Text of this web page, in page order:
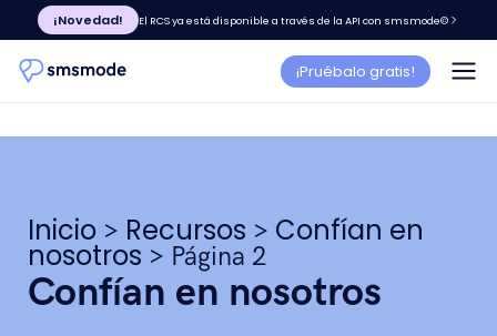
¡Novedad! El RCS ya está disponible a través de la API con smsmode©
¡Pruébalo gratis!
Inicio > Recursos > Confían en
nosotros > Página 2
Confían en nosotros